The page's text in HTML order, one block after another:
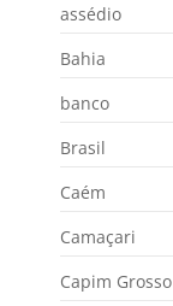
assédio
Bahia
banco
Brasil
Caém
Camaçari
Capim Grosso